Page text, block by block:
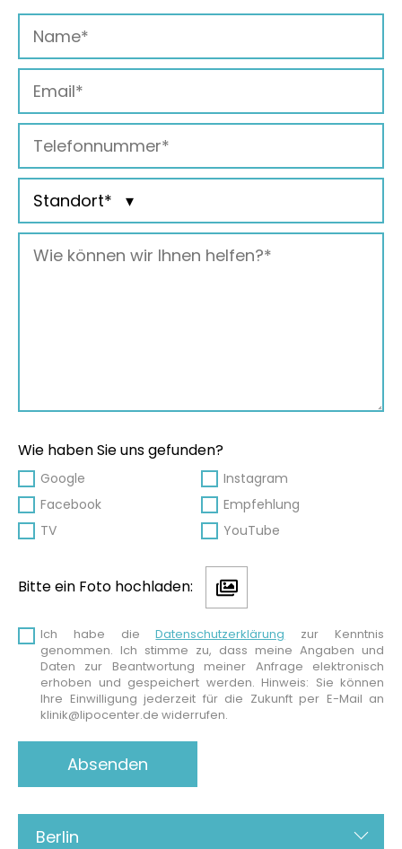
Wie haben Sie uns gefunden?
Google
Instagram
Facebook
Empfehlung
TV
YouTube
Bitte ein Foto hochladen:
Ich habe dieDatenschutzerklärung zur Kenntnis
genommen. Ich stimme zu, dass meine Angaben und
Daten zur Beantwortung meiner Anfrage elektronisch
erhoben und gespeichert werden. Hinweis: Sie können
Ihre Einwilligung jederzeit für die Zukunft per E-Mail an
klinik@lipocenter.de widerrufen.
Berlin